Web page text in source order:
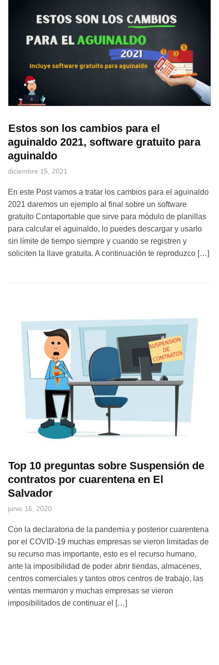
Estos son los cambios para el
aguinaldo 2021, software gratuito para
aguinaldo
diciembre 15, 2021
En este Post vamos a tratar los cambios para el aguinaldo
2021 daremos un ejemplo al final sobre un software
gratuito Contaportable que sirve para módulo de planillas
para calcular el aguinaldo, lo puedes descargar y usarlo
sin límite de tiempo siempre y cuando se registren y
soliciten la llave gratuita. A continuación te reproduzco […]
Top 10 preguntas sobre Suspensión de
contratos por cuarentena en El
Salvador
junio 16, 2020
Con la declaratoria de la pandemia y posterior cuarentena
por el COVID-19 muchas empresas se vieron limitadas de
su recurso mas importante, esto es el recurso humano,
ante la imposibilidad de poder abrir tiendas, almacenes,
centros comerciales y tantos otros centros de trabajo, las
ventas mermaron y muchas empresas se vieron
imposibilitados de continuar el […]